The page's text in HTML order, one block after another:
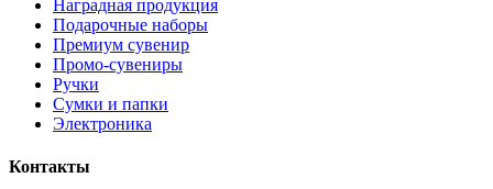
Наградная продукция
Подарочные наборы
Премиум сувенир
Промо-сувениры
Ручки
Сумки и папки
Электроника
Контакты